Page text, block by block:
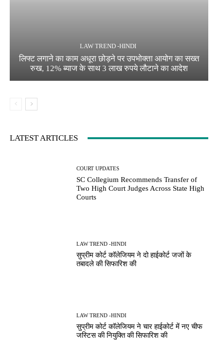
LAW TREND -HINDI
लिफ्ट लगाने का काम अधूरा छोड़ने पर उपभोक्ता आयोग का सख्त
रुख, 12% ब्याज के साथ 3 लाख रुपये लौटाने का आदेश
LATEST ARTICLES
COURT UPDATES
SC Collegium Recommends Transfer of
Two High Court Judges Across State High
Courts
LAW TREND -HINDI
सुप्रीम कोर्ट कॉलेजियम ने दो हाईकोर्ट जजों के
तबादले की सिफारिश की
LAW TREND -HINDI
सुप्रीम कोर्ट कॉलेजियम ने चार हाईकोर्ट में नए चीफ
जस्टिस की नियुक्ति की सिफारिश की